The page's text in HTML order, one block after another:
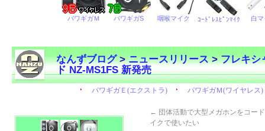
なんずブログ>ニュースリリース>フレキシ
ド NZ-MS1FS 新発売
← 団体活動で大型メガホンをコー
イクで使いたい